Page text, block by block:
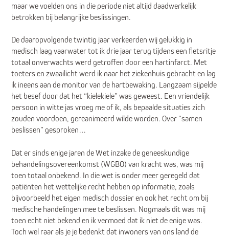
maar we voelden ons in die periode niet altijd daadwerkelijk
betrokken bij belangrijke beslissingen.
De daaropvolgende twintig jaar verkeerden wij gelukkig in
medisch laag vaarwater tot ik drie jaar terug tijdens een fietsritje
totaal onverwachts werd getroffen door een hartinfarct. Met
toeters en zwaailicht werd ik naar het ziekenhuis gebracht en lag
ik ineens aan de monitor van de hartbewaking. Langzaam sijpelde
het besef door dat het “kielekiele” was geweest. Een vriendelijk
persoon in witte jas vroeg me of ik, als bepaalde situaties zich
zouden voordoen, gereanimeerd wilde worden. Over “samen
beslissen” gesproken…
Dat er sinds enige jaren de Wet inzake de geneeskundige
behandelingsovereenkomst (WGBO) van kracht was, was mij
toen totaal onbekend. In die wet is onder meer geregeld dat
patiënten het wettelijke recht hebben op informatie, zoals
bijvoorbeeld het eigen medisch dossier en ook het recht om bij
medische handelingen mee te beslissen. Nogmaals dit was mij
toen echt niet bekend en ik vermoed dat ik niet de enige was.
Toch wel raar als je je bedenkt dat inwoners van ons land de